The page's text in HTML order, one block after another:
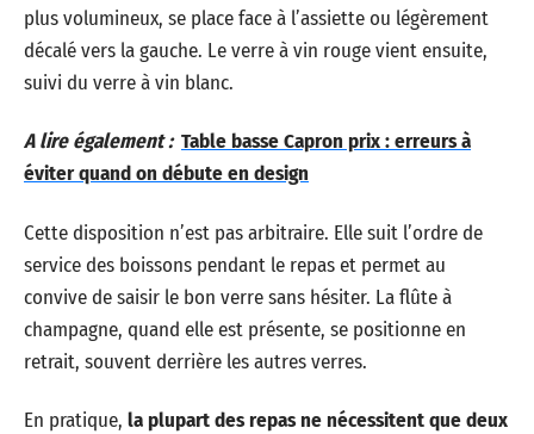
plus volumineux, se place face à l’assiette ou légèrement
décalé vers la gauche. Le verre à vin rouge vient ensuite,
suivi du verre à vin blanc.
A lire également : Table basse Capron prix : erreurs à
éviter quand on débute en design
Cette disposition n’est pas arbitraire. Elle suit l’ordre de
service des boissons pendant le repas et permet au
convive de saisir le bon verre sans hésiter. La flûte à
champagne, quand elle est présente, se positionne en
retrait, souvent derrière les autres verres.
En pratique, la plupart des repas ne nécessitent que deux